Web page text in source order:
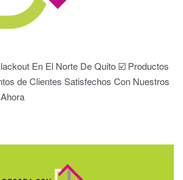
En El Norte De Quito ☑️ Productos
de Clientes Satisfechos Con Nuestros